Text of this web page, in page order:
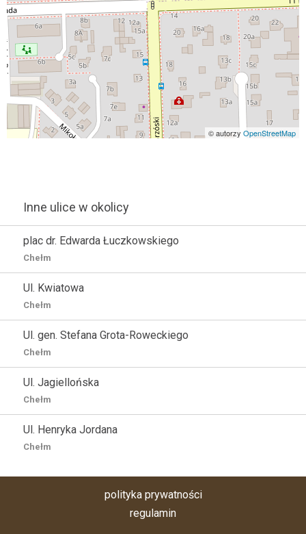
© autorzy OpenStreetMap
Inne ulice w okolicy
plac dr. Edwarda Łuczkowskiego
Chełm
Ul. Kwiatowa
Chełm
Ul. gen. Stefana Grota-Roweckiego
Chełm
Ul. Jagiellońska
Chełm
Ul. Henryka Jordana
Chełm
polityka prywatności
regulamin